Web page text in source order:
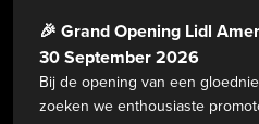
🎉 Grand Opening Lidl
30 September 2026
Bij de opening van een
zoeken we enthousiaste